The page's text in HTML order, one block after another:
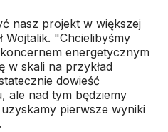
nasz projekt w większej
Wojtalik. "Chcielibyśmy
energetycznym
w skali na przykład
dowieść
ale nad tym będziemy
pierwsze wyniki